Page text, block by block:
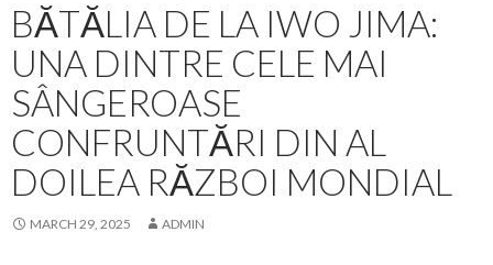
BĂTĂLIA DE LA IWO JIMA:
UNA DINTRE CELE MAI
SÂNGEROASE
CONFRUNTĂRI DIN AL
DOILEA RĂZBOI MONDIAL
MARCH 29, 2025 ADMIN